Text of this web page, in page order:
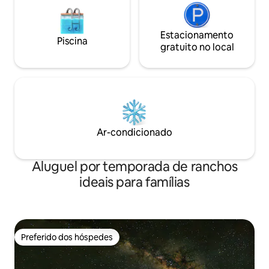
Piscina
Estacionamento
gratuito no local
Ar-condicionado
Aluguel por temporada de ranchos
ideais para famílias
Preferido dos hóspedes
Preferido dos hóspedes